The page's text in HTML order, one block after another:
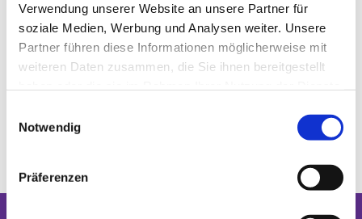
Verwendung unserer Website an unsere Partner für
soziale Medien, Werbung und Analysen weiter. Unsere
Partner führen diese Informationen möglicherweise mit
weiteren Daten zusammen, die Sie ihnen bereitgestellt
Notwendig
Präferenzen